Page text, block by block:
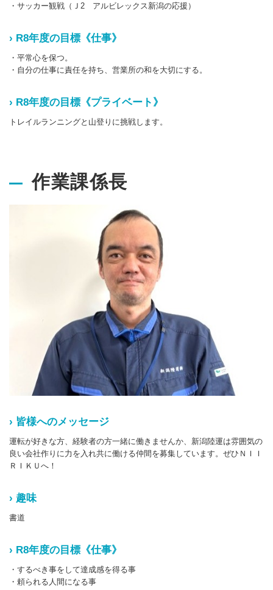
・サッカー観戦（Ｊ2 アルビレックス新潟の応援）
› R8年度の目標《仕事》
・平常心を保つ。
・自分の仕事に責任を持ち、営業所の和を大切にする。
› R8年度の目標《プライベート》
トレイルランニングと山登りに挑戦します。
作業課係長
› 皆様へのメッセージ
運転が好きな方、経験者の方一緒に働きませんか、新潟陸運は雰囲気の
良い会社作りに力を入れ共に働ける仲間を募集しています。ぜひＮＩＩ
ＲＩＫＵへ！
› 趣味
書道
› R8年度の目標《仕事》
・するべき事をして達成感を得る事
・頼られる人間になる事